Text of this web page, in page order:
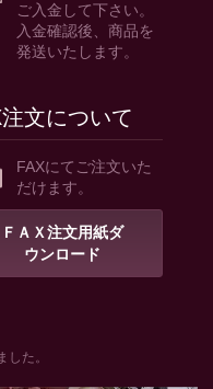
ご入金して下さい。
入金確認後、商品を
発送いたします。
文について
FAXにてご注文いた
だけます。
ＦＡＸ注文用紙ダ
ウンロード
た。